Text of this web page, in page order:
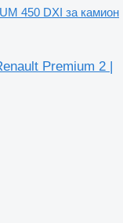
450 DXI за камион
Premium 2 |